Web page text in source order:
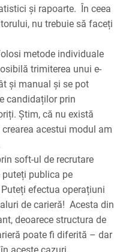
și rapoarte. În ceea
nu trebuie să faceți
metode individuale
trimiterea unui e-
și manual și se pot
candidaților prin
Știm, că nu există
acestui modul am
soft-ul de recrutare
puteți publica pe
efectua operațiuni
de carieră! Acesta din
deoarece structura de
poate fi diferită – dar